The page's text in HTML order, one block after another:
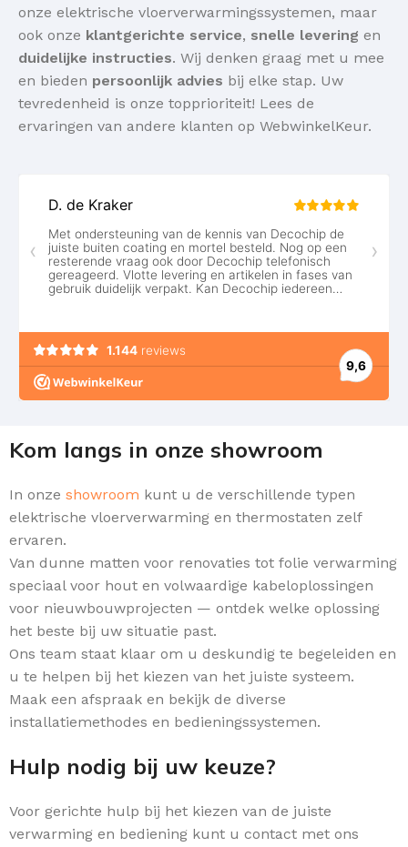
onze elektrische vloerverwarmingssystemen, maar
ook onze klantgerichte service, snelle levering en
duidelijke instructies. Wij denken graag met u mee
en bieden persoonlijk advies bij elke stap. Uw
tevredenheid is onze topprioriteit! Lees de
ervaringen van andere klanten op WebwinkelKeur.
Kom langs in onze showroom
In onze showroom kunt u de verschillende typen
elektrische vloerverwarming en thermostaten zelf
ervaren.
Van dunne matten voor renovaties tot folie verwarming
speciaal voor hout en volwaardige kabeloplossingen
voor nieuwbouwprojecten — ontdek welke oplossing
het beste bij uw situatie past.
Ons team staat klaar om u deskundig te begeleiden en
u te helpen bij het kiezen van het juiste systeem.
Maak een afspraak en bekijk de diverse
installatiemethodes en bedieningssystemen.
Hulp nodig bij uw keuze?
Voor gerichte hulp bij het kiezen van de juiste
verwarming en bediening kunt u contact met ons